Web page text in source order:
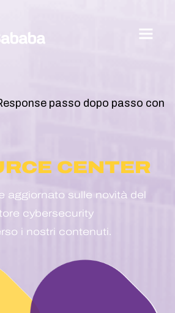
passo dopo passo con
CENTER
aggiornato sulle novità del
cybersecurity
i nostri contenuti.